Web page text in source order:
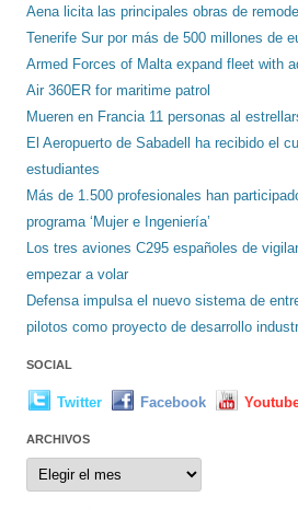
Aena licita las principales obras de
Tenerife Sur por más de 500 millones de
Armed Forces of Malta expand fleet with
Air 360ER for maritime patrol
Mueren en Francia 11 personas al
El Aeropuerto de Sabadell ha recibido el
estudiantes
Más de 1.500 profesionales han
programa ‘Mujer e Ingeniería’
Los tres aviones C295 españoles de
empezar a volar
Defensa impulsa el nuevo sistema de
pilotos como proyecto de desarrollo
SOCIAL
Twitter Facebook
ARCHIVOS
Archivos